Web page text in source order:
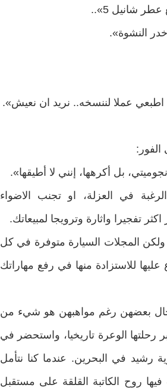
شانيل 5»..
النشوة».
اطبعي عملا لننسخه.. نريد ان نعيش».
بل أكرهها، إنني لا أطيقها».
في العزلة، او تجنب الاضواء
تفجيرا واثارة وترويجا لمبيعاتك.
ولكن المجلات السيارة متوفرة في كل
للاستزادة منها في رفع مهاراتك
حال بعضهن رغم مواهبهن هو شيء من
رحلتها الوعرة تاريخيا، واستحضر في
رشيد في البحرين. عندما كنا نتأمل
روح الكاتبة القلقة على مستقبل